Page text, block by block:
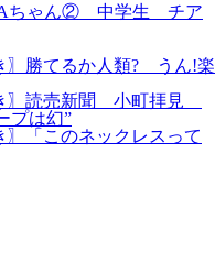
ちゃん② 中学生 チア
〗勝てるか人類? うん!楽
〗読売新聞 小町拝見
プは幻”
〗「このネックレスって